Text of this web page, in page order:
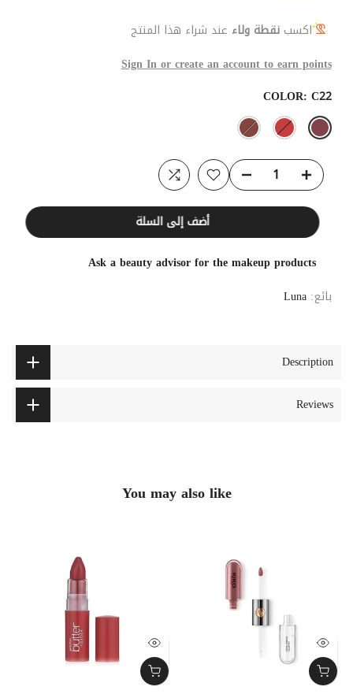
اكسبنقطة ولاء عند شراء هذا المنتج
Sign In or create an account to earn points
COLOR: C22
أضف إلى السلة
Ask a beauty advisor for the makeup products
بائع:Luna
Description
Reviews
You may also like